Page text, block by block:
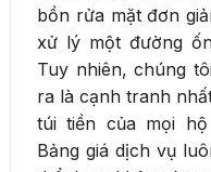
bồn rửa mặt đơn
xử lý một đường
Tuy nhiên, chúng
ra là cạnh tranh
túi tiền của mọi
Bảng giá dịch vụ